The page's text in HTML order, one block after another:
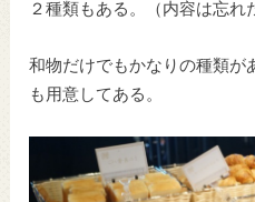
２種類もある。（内容は忘れ
和物だけでもかなりの種類が
も用意してある。